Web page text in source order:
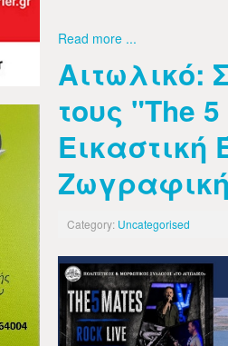
Read more ...
Αιτωλικό:
τους "Τhe
Εικαστική
Category: Uncategorised